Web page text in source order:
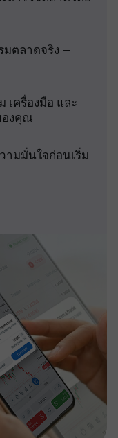
มตลาดจริง —
เครื่องมือ และ
องคุณ
ามมั่นใจก่อนเริ่ม